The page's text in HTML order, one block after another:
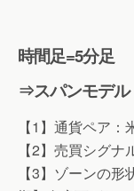
時間足=5分足
⇒スパンモデル
【1】通貨ペア：
【2】売買シグ
【3】ゾーンの